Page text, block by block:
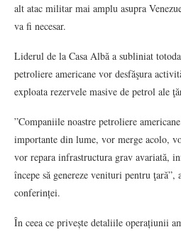
alt atac militar mai amplu asupra
va fi necesar.
Liderul de la Casa Albă a subliniat
petroliere americane vor desfăşura
exploata rezervele masive de petrol ale
”Companiile noastre petroliere
importante din lume, vor merge acolo,
vor repara infrastructura grav avariată,
începe să genereze venituri pentru
conferinței.
În ceea ce privește detaliile operațiunii